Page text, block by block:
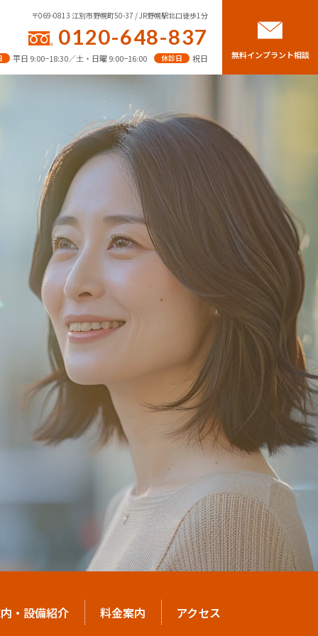
〒069-0813 江別市野幌町50-37 / JR野幌駅北口徒歩1分
0120-648-837
平日 9:00−18:30／土・日曜 9:00−16:00 休診日 祝日 無料インプラント相談
・設備紹介 料金案内 アクセス